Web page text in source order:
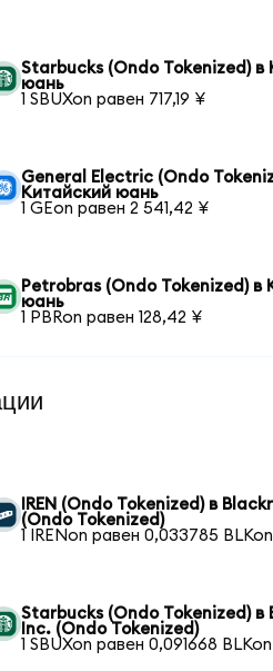
Starbucks (Ondo Tokenized) в
юань
1 SBUXon равен 717,19 ¥
General Electric (Ondo
Китайский юань
1 GEon равен 2 541,42 ¥
Petrobras (Ondo Tokenized) в
юань
1 PBRon равен 128,42 ¥
IREN (Ondo Tokenized) в
(Ondo Tokenized)
1 IRENon равен 0,033785 BLKon
Starbucks (Ondo Tokenized) в
Inc. (Ondo Tokenized)
1 SBUXon равен 0,091668 BLKon